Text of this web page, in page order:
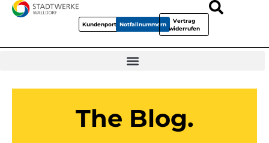
KundenportalNotfallnummern
Vertrag
widerrufen
The Blog.